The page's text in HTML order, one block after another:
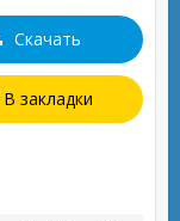
Скачать
В закладки